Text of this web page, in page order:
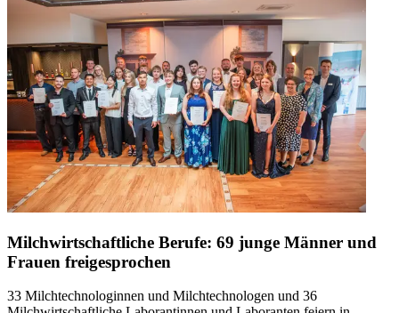
Milchwirtschaftliche Berufe: 69 junge Männer und
Frauen freigesprochen
33 Milchtechnologinnen und Milchtechnologen und 36